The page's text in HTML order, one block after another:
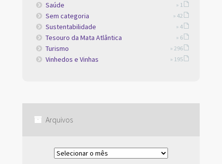
Saúde » 1
Sem categoria » 42
Sustentabilidade » 4
Tesouro da Mata Atlântica » 6
Turismo » 296
Vinhedos e Vinhas » 195
Arquivos